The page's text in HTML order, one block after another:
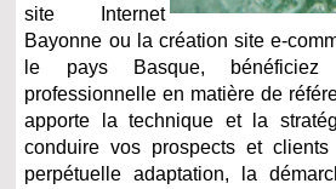
site Internet
Bayonne ou la création site e-
le pays Basque, bénéficiez
professionnelle en matière de
apporte la technique et la
conduire vos prospects et
perpétuelle adaptation, la